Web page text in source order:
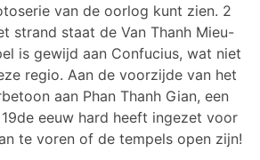
van de oorlog kunt zien. 2
strand staat de Van Thanh Mieu-
is gewijd aan Confucius, wat niet
regio. Aan de voorzijde van het
aan Phan Thanh Gian, een
eeuw hard heeft ingezet voor
te voren of de tempels open zijn!